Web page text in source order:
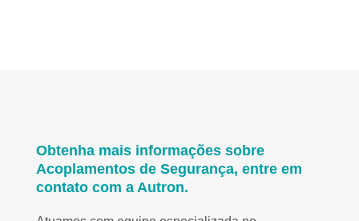
Obtenha mais informações sobre
Acoplamentos de Segurança, entre em
contato com a Autron.